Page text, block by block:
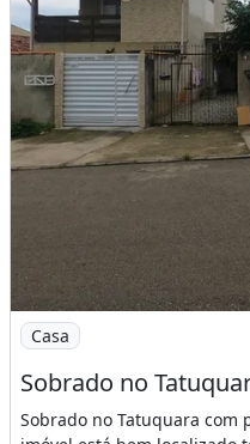
Imagem: Sobrado no
Casa
Sobrado no Tatuquara com